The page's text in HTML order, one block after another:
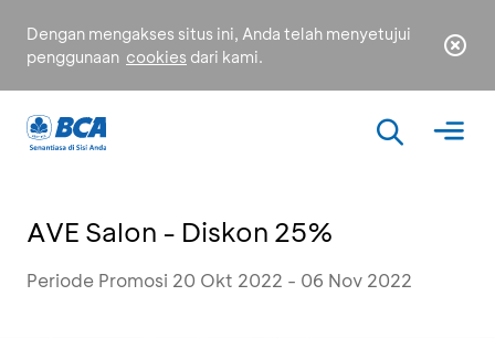
Dengan mengakses situs ini, Anda telah menyetujui
penggunaan cookies dari kami.
AVE Salon - Diskon 25%
Periode Promosi 20 Okt 2022 - 06 Nov 2022